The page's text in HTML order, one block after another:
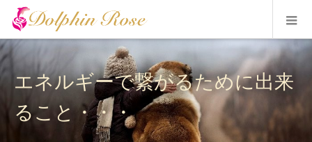
エネルギーで繋がるために出来
ること・・・